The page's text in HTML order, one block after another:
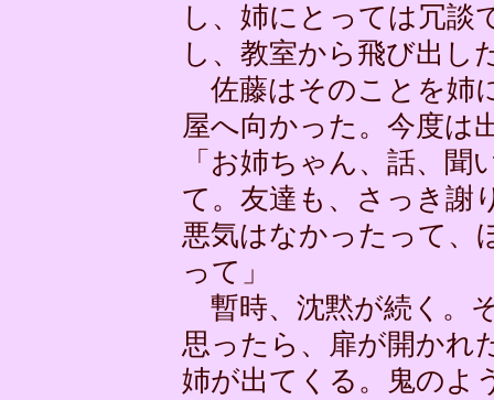
し、姉にとっては冗談
し、教室から飛び出し
佐藤はそのことを姉
屋へ向かった。今度は
「お姉ちゃん、話、
て。友達も、さっき謝
悪気はなかったって、
って」
暫時、沈黙が続く。
思ったら、扉が開かれ
姉が出てくる。鬼のよ